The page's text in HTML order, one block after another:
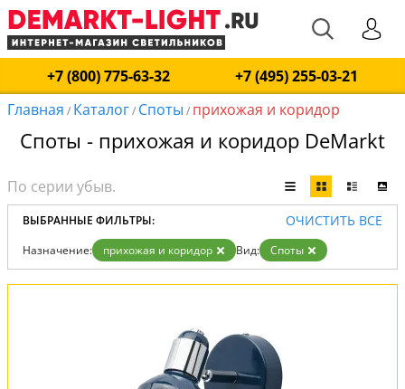
+7 (800) 775-63-32
+7 (495) 255-03-21
Главная / Каталог/ Споты / прихожая и коридор
Споты - прихожая и коридор DeMarkt
ВЫБРАННЫЕ ФИЛЬТРЫ: ОЧИСТИТЬ ВСЕ
Назначение: прихожая и коридор Вид: Споты